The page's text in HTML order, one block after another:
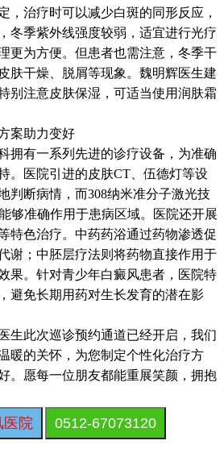
治疗时可以减少白斑的同形反应，
冬季紫外线强度较弱，适宜进行光疗
更为方便。但患者也需注意，冬季干
肤干燥、脱屑等现象。魏明辉医生建
别注意皮肤保湿，可适当使用润肤霜
案助力变好
有一系列先进的诊疗设备，为准确
。医院引进的皮肤CT、伍德灯等设
判断病情，而308纳米准分子激光技
够准确作用于患病区域。医院还开展
特色治疗。中药药浴通过药物渗透促
谢；中胚层疗法则将药物直接作用于
果。针对青少年白癜风患者，医院特
避免长期用药对生长发育的潜在影
此次巡诊预约通道已经开启，我们
暖的关怀，为您制定个性化治疗方
。愿每一位朋友都能重展笑颜，拥抱
医院 0512-67073120